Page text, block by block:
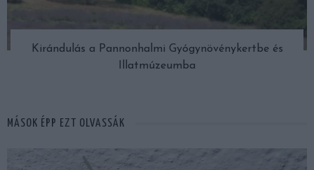
Kirándulás a Pannonhalmi Gyógynövénykertbe és
Illatmúzeumba
MÁSOK ÉPP EZT OLVASSÁK